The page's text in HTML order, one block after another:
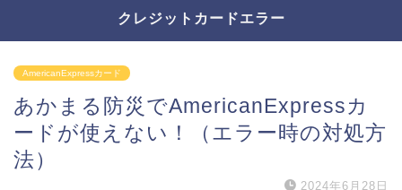
クレジットカードエラー
AmericanExpressカード
あかまる防災でAmericanExpressカ
ードが使えない！（エラー時の対処方
法）
2024年6月28日